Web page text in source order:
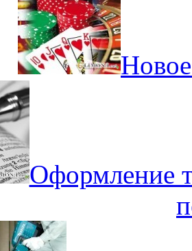
Оформление